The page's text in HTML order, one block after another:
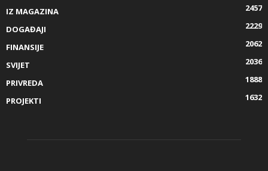
IZ MAGAZINA
2457
DOGAĐAJI
2229
FINANSIJE
2062
SVIJET
2036
PRIVREDA
1888
PROJEKTI
1632